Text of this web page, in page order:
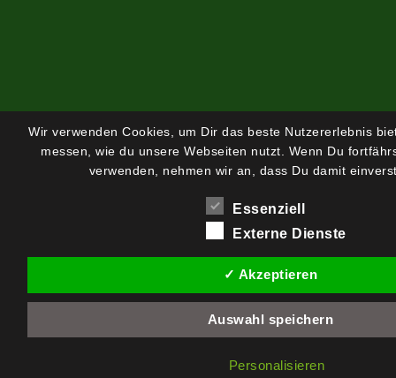
Wir verwenden Cookies, um Dir das beste Nutzererlebnis
messen, wie du unsere Webseiten nutzt. Wenn Du
verwenden, nehmen wir an, dass Du damit
Essenziell
Externe Dienste
✓ Akzeptieren
Auswahl speichern
Personalisieren